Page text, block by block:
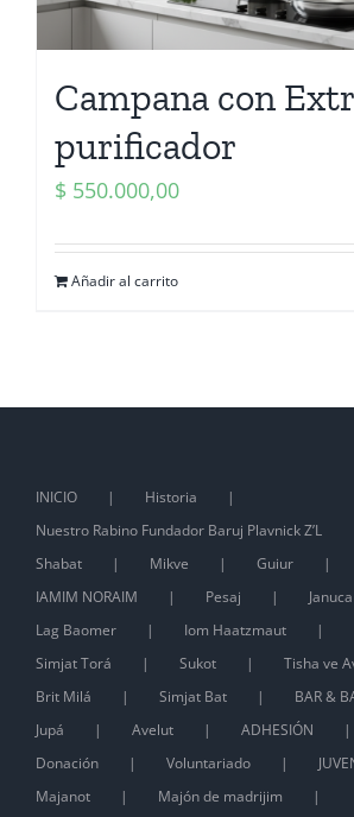
Campana con
purificador
$ 550.000,00
Añadir al carrito
INICIO
Historia
Nuestro Rabino Fundador Baruj Plavnick Z’L
Shabat
Mikve Guiur
IAMIM NORAIM
Pesaj
Januca
Lag Baomer
Iom Haatzmaut
Simjat Torá
Sukot
Tisha ve
Brit Milá
Simjat Bat
BAR &
Jupá
Avelut
ADHESIÓN
Donación
Voluntariado
Majanot
Majón de madrijim